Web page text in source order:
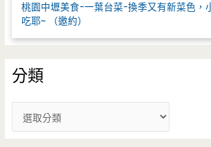
桃園中壢美食-一葉台菜-換季又有新菜色，
吃耶~ （邀約）
分類
類